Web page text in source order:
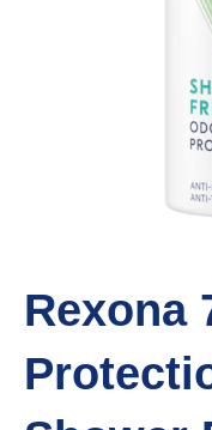
Rexona